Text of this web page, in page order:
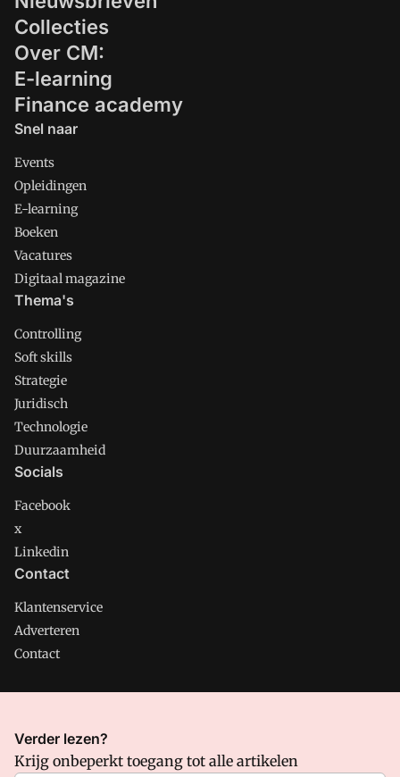
Collecties
Over CM:
E-learning
Finance academy
Snel naar
Events
Opleidingen
E-learning
Boeken
Vacatures
Digitaal magazine
Thema's
Controlling
Soft skills
Strategie
Juridisch
Technologie
Duurzaamheid
Socials
Facebook
x
Linkedin
Contact
Klantenservice
Adverteren
Contact
CMweb is onderdeel van VMN media. Lees in
waar VMN media voor staat. Op gebruik van deze site zijn de
Verder lezen?
Krijg onbeperkt toegang tot alle artikelen